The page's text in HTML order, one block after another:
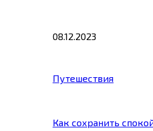
08.12.2023
Путешествия
Как сохранить